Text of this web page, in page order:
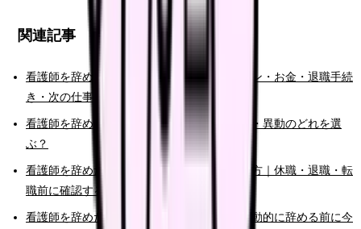
関連記事
看護師を辞めたい時の完全ガイド。限界サイン・お金・退職手続
き・次の仕事まで整理
看護師を辞めたい時の判断基準｜転職・休職・異動のどれを選
ぶ？
看護師を辞めたいけどお金が不安な時の考え方｜休職・退職・転
職前に確認すること
看護師を辞めたいと強く思った時の初動｜衝動的に辞める前に今